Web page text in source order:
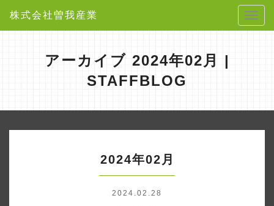
株式会社曽我産業
アーカイブ 2024年02月 |
STAFFBLOG
2024年02月
2024.02.28